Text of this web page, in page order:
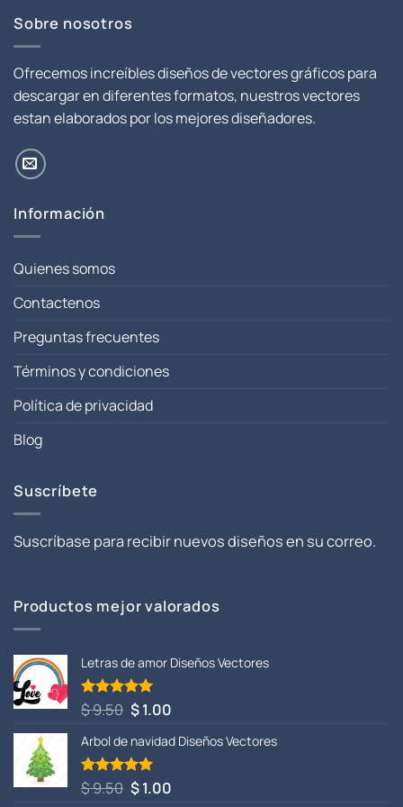
Sobre nosotros
Ofrecemos increíbles diseños de vectores gráficos para
descargar en diferentes formatos, nuestros vectores
estan elaborados por los mejores diseñadores.
Información
Quienes somos
Contactenos
Preguntas frecuentes
Términos y condiciones
Política de privacidad
Blog
Suscríbete
Suscríbase para recibir nuevos diseños en su correo.
Productos mejor valorados
Letras de amor Diseños Vectores
Valorado
con
de 5
$9.50 El
original
era:
$ 9.50.
$1.00El
actual
$ 1.00.
Arbol de navidad Diseños Vectores
Valorado
con
$9.50 El
$1.00El